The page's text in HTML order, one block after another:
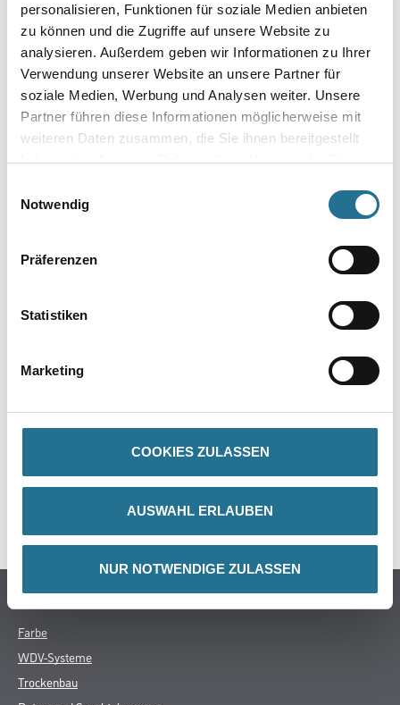
personalisieren, Funktionen für soziale Medien anbieten
zu können und die Zugriffe auf unsere Website zu
analysieren. Außerdem geben wir Informationen zu Ihrer
Verwendung unserer Website an unsere Partner für
soziale Medien, Werbung und Analysen weiter. Unsere
Partner führen diese Informationen möglicherweise mit
weiteren Daten zusammen, die Sie ihnen bereitgestellt
haben oder die sie im Rahmen Ihrer Nutzung der Dienste
Notwendig
Präferenzen
Statistiken
Marketing
COOKIES ZULASSEN
AUSWAHL ERLAUBEN
NUR NOTWENDIGE ZULASSEN
Gebinde
Umrechnungsfaktoren
PRODUKTEIGENSCHAFTEN
ZUSATZINFOS
GEFAHRENHINWEISE
SPEZIFIKATIONEN
Online-Shop
Farbe
WDV-Systeme
Trockenbau